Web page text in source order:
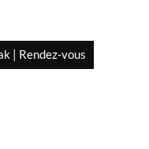
| Rendez-vous